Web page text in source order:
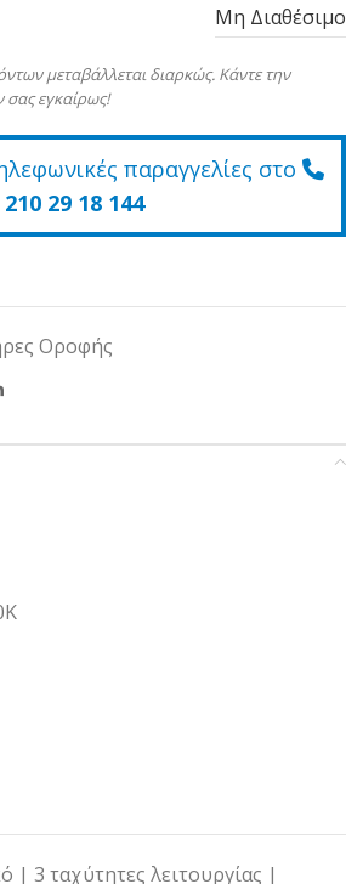
Μη Διαθέσιμο
μεταβάλλεται διαρκώς. Κάντε την
σας εγκαίρως!
παραγγελίες στο
210 29 18 144
Οροφής
| 3 ταχύτητες λειτουργίας |